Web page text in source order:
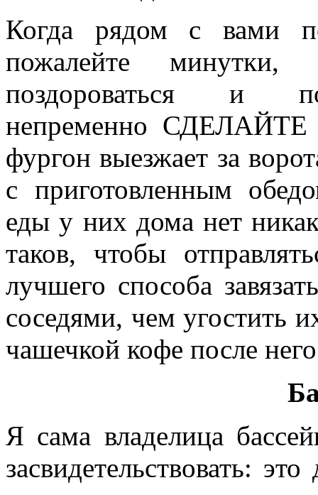
Когда рядом с вами
пожалейте
поздороваться и
непременно СДЕЛАЙТЕ
фургон выезжает за
с приготовленным
еды у них дома нет
таков, чтобы
лучшего способа
соседями, чем угостить
чашечкой кофе после
Я сама владелица
засвидетельствовать: